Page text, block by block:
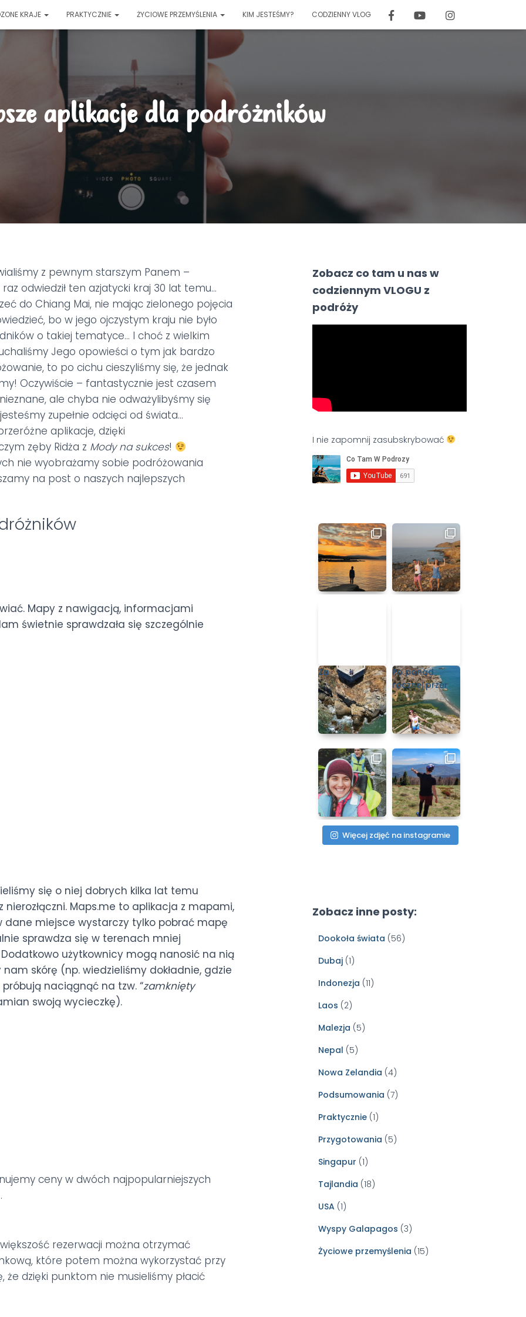
KRAJE PRAKTYCZNIE ŻYCIOWE PRZEMYŚLENIA KIM JESTEŚMY? CODZIENNY VLOG
aplikacje dla podróżników
z pewnym starszym Panem –
odwiedził ten azjatycki kraj 30 lat temu…
do Chiang Mai, nie mając zielonego pojęcia
bo w jego ojczystym kraju nie było
o takiej tematyce… I choć z wielkim
Jego opowieści o tym jak bardzo
to po cichu cieszyliśmy się, że jednak
Oczywiście – fantastycznie jest czasem
ale chyba nie odważylibyśmy się
zupełnie odcięci od świata…
aplikacje, dzięki
zęby Ridża z Mody na sukces!
nie wyobrażamy sobie podróżowania
na post o naszych najlepszych
Mapy z nawigacją, informacjami
świetnie sprawdzała się szczególnie
się o niej dobrych kilka lat temu
Maps.me to aplikacja z mapami,
dane miejsce wystarczy tylko pobrać mapę
sprawdza się w terenach mniej
użytkownicy mogą nanosić na nią
skórę (np. wiedzieliśmy dokładnie, gdzie
naciągnąć na tzw. “zamknięty
swoją wycieczkę).
ceny w dwóch najpopularniejszych
rezerwacji można otrzymać
które potem można wykorzystać przy
że dzięki punktom nie musieliśmy płacić
Zobacz co tam u nas w
codziennym VLOGU z
podróży
I nie zapomnij zasubskrybować
Za
Po ponad
rocznej przer
Więcej zdjęć na instagramie
Zobacz inne posty:
Dookoła świata (56)
Dubaj(1)
Indonezja (11)
Laos (2)
Malezja (5)
Nepal (5)
Nowa Zelandia (4)
Podsumowania (7)
Praktycznie(1)
Przygotowania (5)
Singapur (1)
Tajlandia (18)
USA(1)
Wyspy Galapagos (3)
Życiowe przemyślenia (15)